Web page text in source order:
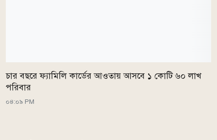
চার বছরে ফ্যামিলি কার্ডের আওতায় আসবে ১ কোটি ৬০ লাখ
পরিবার
০৪:০৯ PM